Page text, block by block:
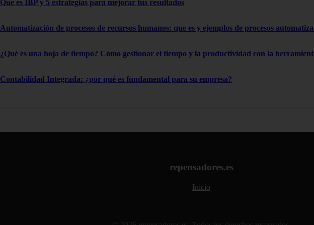
Que es IBP y 5 estrategias para mejorar tus resultados
Automatización de procesos de recursos humanos: que es y ejemplos de procesos
¿Qué es una hoja de tiempo? Cómo gestionar el tiempo y la productividad con la
Contabilidad Integrada: ¿por qué es fundamental para su empresa?
repensadores.es
Inicio